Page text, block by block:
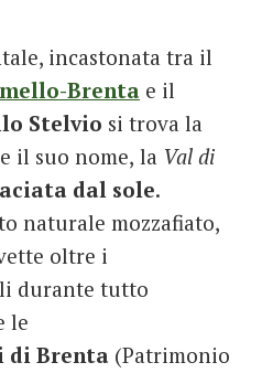
incastonata tra il
Brenta e il
Stelvio si trova la
il suo nome, la Val di
dal sole.
naturale mozzafiato,
oltre i
durante tutto
le
di Brenta (Patrimonio